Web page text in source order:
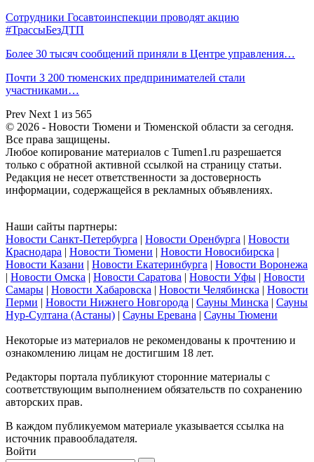
Сотрудники Госавтоинспекции проводят акцию
#ТрассыБезДТП
Более 30 тысяч сообщений приняли в Центре управления…
Почти 3 200 тюменских предпринимателей стали
участниками…
Prev Next 1 из 565
© 2026 - Новости Тюмени и Тюменской области за сегодня.
Все права защищены.
Любое копирование материалов с Tumen1.ru разрешается
только с обратной активной ссылкой на страницу статьи.
Редакция не несет ответственности за достоверность
информации, содержащейся в рекламных объявлениях.
Наши сайты партнеры:
Новости Санкт-Петербурга | Новости Оренбурга | Новости
Краснодара | Новости Тюмени | Новости Новосибирска |
Новости Казани | Новости Екатеринбурга | Новости Воронежа
| Новости Омска | Новости Саратова | Новости Уфы | Новости
Самары | Новости Хабаровска | Новости Челябинска | Новости
Перми | Новости Нижнего Новгорода | Сауны Минска | Сауны
Нур-Султана (Астаны) | Сауны Еревана | Сауны Тюмени
Некоторые из материалов не рекомендованы к прочтению и
ознакомлению лицам не достигшим 18 лет.
Редакторы портала публикуют сторонние материалы с
соответствующим выполнением обязательств по сохранению
авторских прав.
В каждом публикуемом материале указывается ссылка на
источник правообладателя.
Войти